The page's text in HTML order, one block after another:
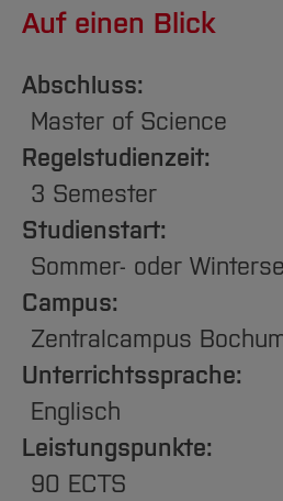
Arbeiten im FB G
Forschung und Projekte
Team
Service
Studiengänge
Aktuelles
Fachgruppen
Forschung und
International
Team
Service
Amtliche
BO Shop
Familiengerechte
Diskriminierungsfreie
Vertretungen
Wahlen
Hochschulbibliothek
International Office
Medienzentrum
qed-Stiftung
Zentrale Studienberatung
Auf einen Blick
Abschluss:
Master of Science
Regelstudienzeit:
3 Semester
Studienstart:
Sommer- oder
Campus:
Zentralcampus
Unterrichtssprache:
Englisch
Leistungspunkte:
90 ECTS